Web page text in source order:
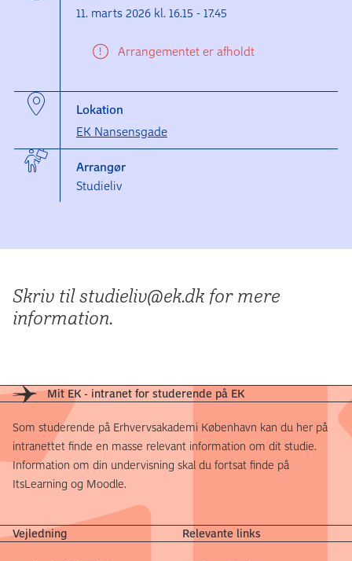
11. marts 2026 kl. 16.15 - 17.45
Arrangementet er afholdt
Lokation
EK Nansensgade
Arrangør
Studieliv
Skriv til studieliv@ek.dk for mere
information.
Mit EK - intranet for studerende på EK
Som studerende på Erhvervsakademi København kan du her på
intranettet finde en masse relevant information om dit studie.
Information om din undervisning skal du fortsat finde på
ItsLearning og Moodle.
Vejledning Relevante links